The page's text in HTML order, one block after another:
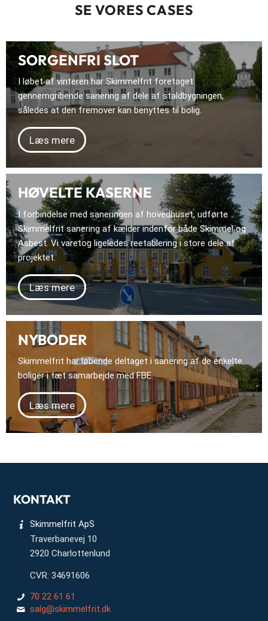
SE VORES CASES
SORGENFRI SLOT
I løbet af vinteren har Skimmelfrit foretaget
gennemgribende sanering af dele af staldbygningen,
således at den fremover kan benyttes til bolig.
Læs mere
HØVELTE KASERNE
I forbindelse med saneringen af hovedhuset, udførte
Skimmelfrit sanering af kælder indenfor både Skimmel og
Asbest. Vi varetog ligeledes reetablering i store dele af
projektet.
Læs mere
NYBODER
Skimmelfrit har løbende deltaget i sanering af de enkelte
boliger i tæt samarbejde med FBE.
Læs mere
KONTAKT
Skimmelfrit ApS
Traverbanevej 10
2920 Charlottenlund
CVR: 34691606
70 22 61 61
salg@skimmelfrit.dk